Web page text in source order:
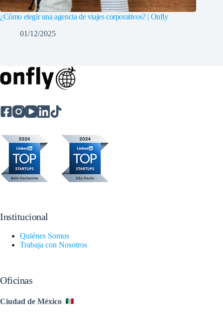
¿Cómo elegir una agencia de viajes corporativos? | Onfly
01/12/2025
Institucional
Quiénes Somos
Trabaja con Nosotros
Oficinas
Ciudad de México